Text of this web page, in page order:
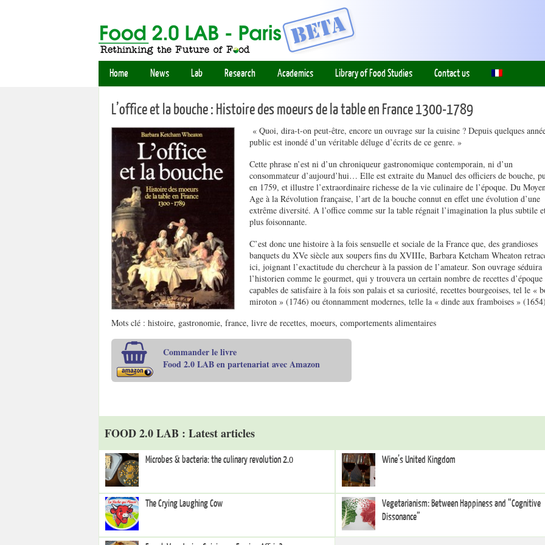
Home News Lab Research Academics Library of Food Studies Contact us
L’office et la bouche : Histoire des moeurs de la table en France 1300-1789
« Quoi, dira-t-on peut-être, encore un ouvrage sur la cuisine ? Depuis quelques
public est inondé d’un véritable déluge d’écrits de ce genre. »
Cette phrase n’est ni d’un chroniqueur gastronomique contemporain, ni d’un
consommateur d’aujourd’hui… Elle est extraite du Manuel des officiers de bouche,
en 1759, et illustre l’extraordinaire richesse de la vie culinaire de l’époque. Du Moyen
Age à la Révolution française, l’art de la bouche connut en effet une évolution d’une
extrême diversité. A l’office comme sur la table régnait l’imagination la plus subtile
plus foisonnante.
C’est donc une histoire à la fois sensuelle et sociale de la France que, des grandioses
banquets du XVe siècle aux soupers fins du XVIIIe, Barbara Ketcham Wheaton
ici, joignant l’exactitude du chercheur à la passion de l’amateur. Son ouvrage séduira
l’historien comme le gourmet, qui y trouvera un certain nombre de recettes d’époque
capables de satisfaire à la fois son palais et sa curiosité, recettes bourgeoises, tel le «
miroton » (1746) ou étonnamment modernes, telle la « dinde aux framboises »
Mots clé : histoire, gastronomie, france, livre de recettes, moeurs, comportements alimentaires
Commander le livre
Food 2.0 LAB en partenariat avec Amazon
FOOD 2.0 LAB : Latest articles
Microbes & bacteria: the culinary revolution 2.0 Wine’s United Kingdom
The Crying Laughing Cow
Vegetarianism: Between Happiness and “Cognitive
Dissonance”